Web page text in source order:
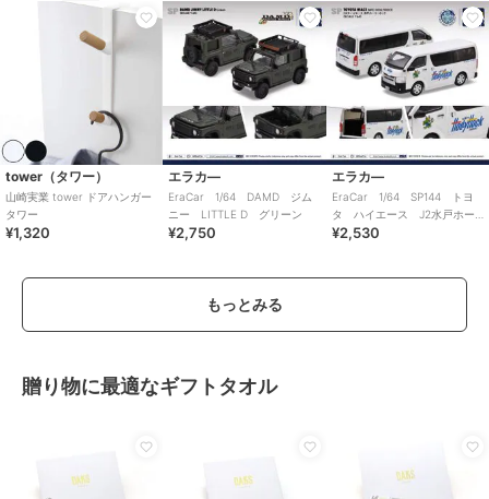
tower（タワー）
山崎実業 tower ドアハンガー
タワー
¥1,320
エラカ―
EraCar 1/64 DAMD ジム
ニー LITTLE D グリーン
¥2,750
エラカ―
EraCar 1/64 SP144 トヨ
タ ハイエース J2水戸ホー
リーホック
¥2,530
もっとみる
贈り物に最適なギフトタオル